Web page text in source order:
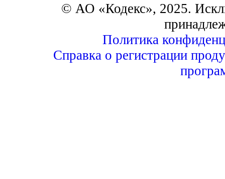
© АО «Кодекс», 2025.
Политика
Справка о регистрации